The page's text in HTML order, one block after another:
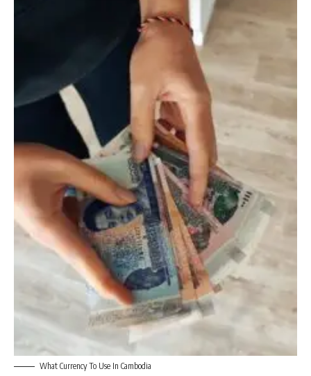
What Currency To Use In Cambodia